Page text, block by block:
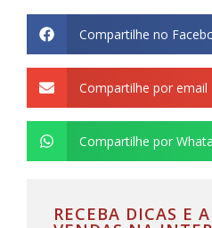
Compartilhe no
Compartilhe por email
Compartilhe por
RECEBA DICAS E